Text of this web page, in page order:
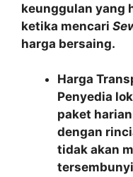
keunggulan yang
ketika mencari
harga bersaing.
Harga
Penyedia
paket
dengan
tidak akan